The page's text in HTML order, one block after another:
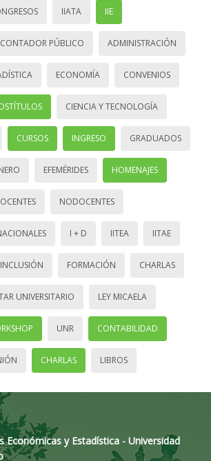
IIATA IIE
CONTADOR PÚBLICO ADMINISTRACIÓN
ECONOMÍA CONVENIOS
CIENCIA Y TECNOLOGÍA
CURSOS INGRESO GRADUADOS
EFEMÉRIDES HOMENAJES
NODOCENTES
I + D IITEA IITAE
INCLUSIÓN FORMACIÓN CHARLAS
UNIVERSITARIO LEY MICAELA
UNR CONTABILIDAD
CHARLAS LIBROS
Económicas y Estadística - Universidad